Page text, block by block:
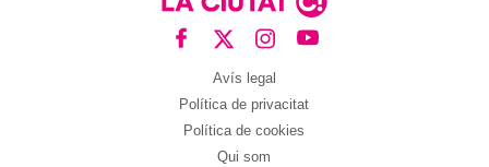
Avís legal
Política de privacitat
Política de cookies
Qui som